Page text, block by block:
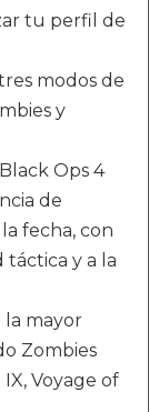
tu perfil de
modos de
y
Ops 4
de
fecha, con
táctica y a la
la mayor
Zombies
Voyage of